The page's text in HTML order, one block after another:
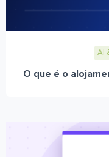
AI
O que é o